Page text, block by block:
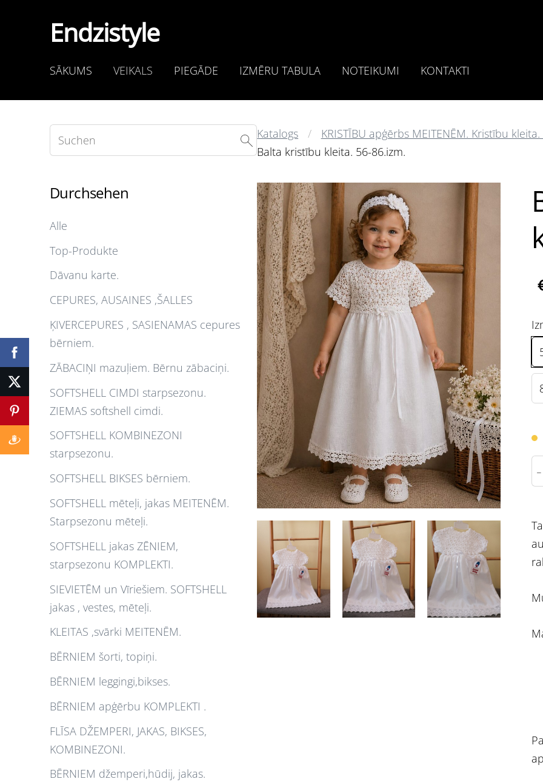
Endzistyle
SĀKUMS VEIKALS PIEGĀDE IZMĒRU TABULA NOTEIKUMI KONTAKTI
Durchsehen
Alle
Top-Produkte
Dāvanu karte.
CEPURES, AUSAINES ,ŠALLES
ĶIVERCEPURES , SASIENAMAS cepures
bērniem.
ZĀBACIŅI mazuļiem. Bērnu zābaciņi.
SOFTSHELL CIMDI starpsezonu.
ZIEMAS softshell cimdi.
SOFTSHELL KOMBINEZONI
starpsezonu.
SOFTSHELL BIKSES bērniem.
SOFTSHELL mēteļi, jakas MEITENĒM.
Starpsezonu mēteļi.
SOFTSHELL jakas ZĒNIEM,
starpsezonu KOMPLEKTI.
SIEVIETĒM un Vīriešiem. SOFTSHELL
jakas , vestes, mēteļi.
KLEITAS ,svārki MEITENĒM.
BĒRNIEM šorti, topiņi.
BĒRNIEM leggingi,bikses.
BĒRNIEM apģērbu KOMPLEKTI .
FLĪSA DŽEMPERI, JAKAS, BIKSES,
KOMBINEZONI.
BĒRNIEM džemperi,hūdij, jakas.
Katalogs
KRISTĪBU apģērbs MEITENĒM. Kristību
Balta kristību kleita. 56-86.izm.
-